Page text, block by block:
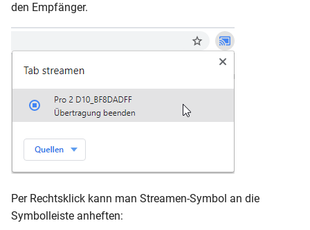
den Empfänger.
Per Rechtsklick kann man Streamen-Symbol an die
Symbolleiste anheften: